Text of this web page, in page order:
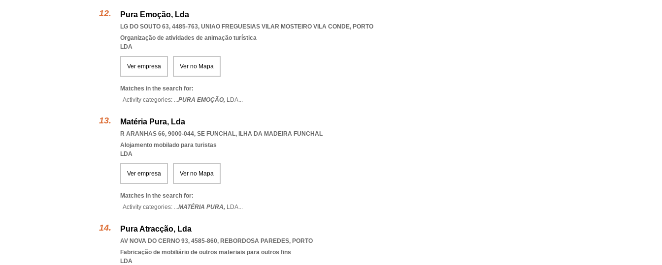
Pura Emoção, Lda
LG DO SOUTO 63, 4485-763, UNIAO FREGUESIAS VILAR MOSTEIRO VILA CONDE, PORTO
Organização de atividades de animação turística
LDA
Ver empresa Ver no Mapa
Matches in the search for:
Activity categories: ...PURA EMOÇÃO, LDA...
Matéria Pura, Lda
R ARANHAS 66, 9000-044, SE FUNCHAL, ILHA DA MADEIRA FUNCHAL
Alojamento mobilado para turistas
LDA
Ver empresa Ver no Mapa
Matches in the search for:
Activity categories: ...MATÉRIA PURA, LDA...
Pura Atracção, Lda
AV NOVA DO CERNO 93, 4585-860, REBORDOSA PAREDES, PORTO
Fabricação de mobiliário de outros materiais para outros fins
LDA